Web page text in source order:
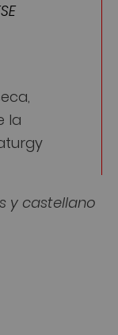
la
y castellano